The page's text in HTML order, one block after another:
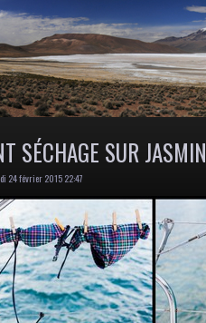
SÉCHAGE SUR JASMIN
24 février 2015 22:47